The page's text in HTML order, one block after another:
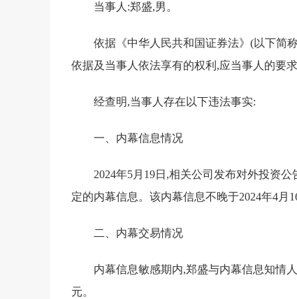
当事人:郑盛,男。
依据《中华人民共和国证券法》(以下简
依据及当事人依法享有的权利,应当事人的要
经查明,当事人存在以下违法事实:
一、 内幕信息情况
2024年5月 19日 ,相关公司发布对外投资公
定的内幕信息。 该内幕信息不晚于2024年4月 1
二、内幕交易情况
内幕信息敏感期内,郑盛与内幕信息知情
元。